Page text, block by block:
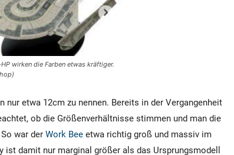
wirken die Farben etwas kräftiger.
nur etwa 12cm zu nennen. Bereits in der Vergangenheit
ob die Größenverhältnisse stimmen und man die
war der Work Bee etwa richtig groß und massiv im
damit nur marginal größer als das Ursprungsmodell